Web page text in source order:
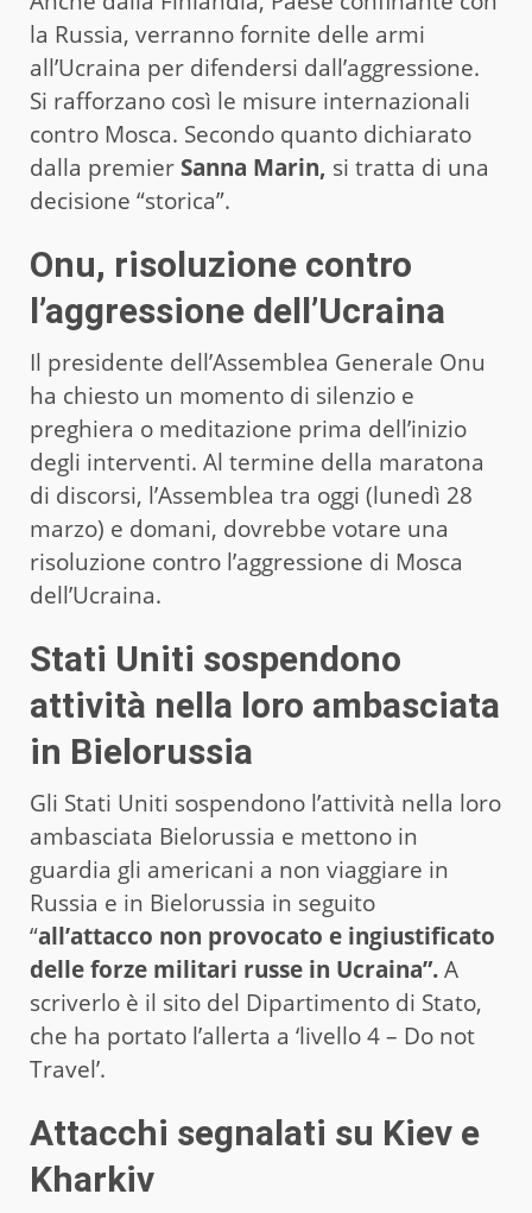
la Russia, verranno fornite delle armi
all’Ucraina per difendersi dall’aggressione.
Si rafforzano così le misure internazionali
contro Mosca. Secondo quanto dichiarato
dalla premier Sanna Marin, si tratta di una
decisione “storica”.
Onu, risoluzione contro
l’aggressione dell’Ucraina
Il presidente dell’Assemblea Generale Onu
ha chiesto un momento di silenzio e
preghiera o meditazione prima dell’inizio
degli interventi. Al termine della maratona
di discorsi, l’Assemblea tra oggi (lunedì 28
marzo) e domani, dovrebbe votare una
risoluzione contro l’aggressione di Mosca
dell’Ucraina.
Stati Uniti sospendono
attività nella loro ambasciata
in Bielorussia
Gli Stati Uniti sospendono l’attività nella loro
ambasciata Bielorussia e mettono in
guardia gli americani a non viaggiare in
Russia e in Bielorussia in seguito
“all’attacco non provocato e ingiustificato
delle forze militari russe in Ucraina”.A
scriverlo è il sito del Dipartimento di Stato,
che ha portato l’allerta a ‘livello 4 – Do not
Travel’.
Attacchi segnalati su Kiev e
Kharkiv